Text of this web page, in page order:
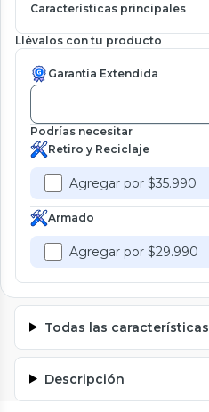
Características principales
Llévalos con tu producto
Garantía Extendida
Podrías necesitar
Retiro y Reciclaje
Agregar por $35.990
Armado
Agregar por $29.990
Todas las características
Descripción